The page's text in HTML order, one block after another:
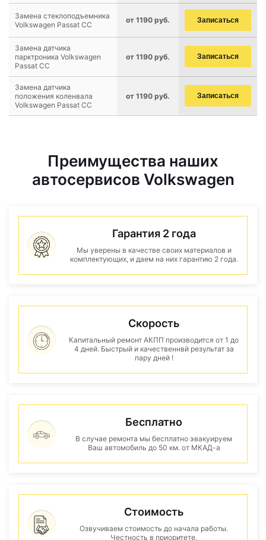
Замена стеклоподъемника
Volkswagen Passat CC
от 1190 руб. Записаться
Замена датчика
парктроника Volkswagen
Passat CC
от 1190 руб. Записаться
Замена датчика
положения коленвала
Volkswagen Passat CC
от 1190 руб. Записаться
Преимущества наших
автосервисов Volkswagen
Гарантия 2 года
Мы уверены в качестве своих материалов и
комплектующих, и даем на них гарантию 2 года.
Скорость
Капитальный ремонт АКПП производится от 1 до
4 дней. Быстрый и качественнвй результат за
пару дней !
Бесплатно
В случае ремонта мы бесплатно эвакуируем
Ваш автомобиль до 50 км. от МКАД-а
Стоимость
Озвучиваем стоимость до начала работы.
Честность в приоритете.